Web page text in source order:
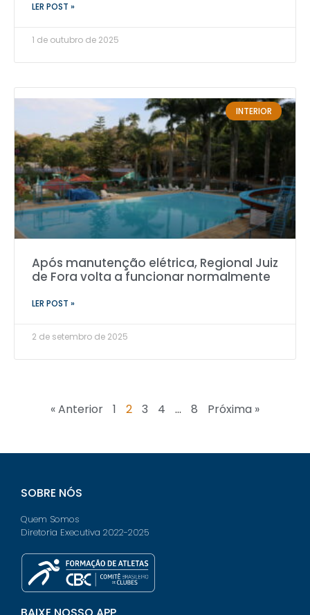
LER POST »
1 de outubro de 2025
INTERIOR
Após manutenção elétrica, Regional Juiz
de Fora volta a funcionar normalmente
LER POST »
2 de setembro de 2025
« Anterior 1 2 3 4 … 8 Próxima »
SOBRE NÓS
Quem Somos
Diretoria Executiva 2022-2025